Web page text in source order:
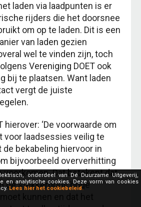
laden via laadpunten is er
rijders die het doorsnee
om op te laden. Dit is een
van laden gezien
wel te vinden zijn, toch
Vereniging DOET ook
bij te plaatsen. Want laden
vergt de juiste
hierover: ‘De voorwaarde om
voor laadsessies veilig te
de bekabeling hiervoor in
bijvoorbeeld oververhitting
Dat betekent dat
de stekkerdoos hoge
kunnen en dat het
onderdeel van Dé Duurzame Uitgeverij,
en analytische cookies. Deze vorm van cookies
Lees hier het cookiebeleid.